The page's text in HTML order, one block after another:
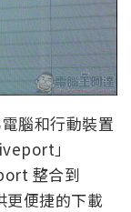
腦和行動裝置
」
整合到
便捷的下載